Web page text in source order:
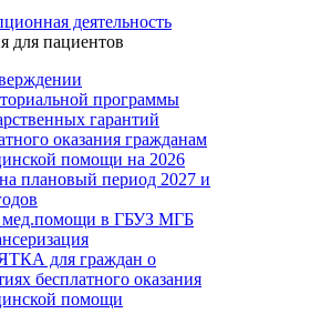
деятельность
для пациентов
программы
гарантий
оказания гражданам
помощи на 2026
плановый период 2027 и
в ГБУЗ МГБ
для граждан о
бесплатного оказания
помощи